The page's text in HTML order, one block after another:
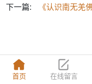
下一篇:
《认识南无羌
copyright ©
首页 在线留言